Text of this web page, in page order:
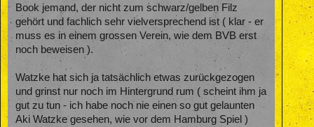
Book jemand, der nicht zum schwarz/gelben Filz
gehört und fachlich sehr vielversprechend ist ( klar - er
muss es in einem grossen Verein, wie dem BVB erst
noch beweisen ).
Watzke hat sich ja tatsächlich etwas zurückgezogen
und grinst nur noch im Hintergrund rum ( scheint ihm ja
gut zu tun - ich habe noch nie einen so gut gelaunten
Aki Watzke gesehen, wie vor dem Hamburg Spiel )